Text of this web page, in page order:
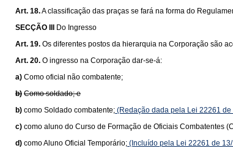
Art. 18.A classificação das praças se fará na forma do
SECÇÃO III
Do Ingresso
Art. 19. Os diferentes postos da hierarquia na Corporação são
Art. 20. O ingresso na Corporação dar-se-á:
a) Como oficial não combatente;
b) Como soldado; e
b) como Soldado combatente; (Redação dada pela Lei 22261
c) como aluno do Curso de Formação de Oficiais Combatentes
d) como Aluno Oficial Temporário; (Incluído pela Lei 22261 de